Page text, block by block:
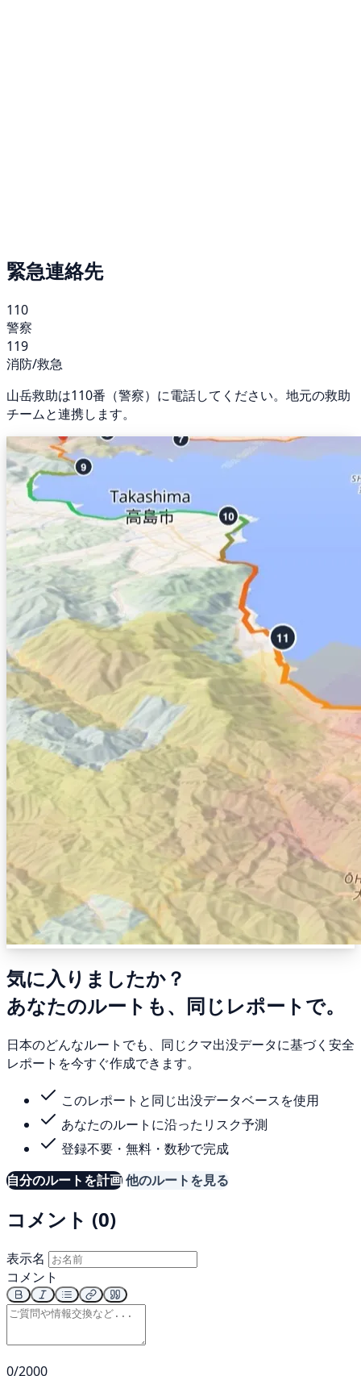
緊急連絡先
110
警察
119
消防/救急
山岳救助は110番（警察）に電話してください。地元の救助
チームと連携します。
気に入りましたか？
あなたのルートも、同じレポートで。
日本のどんなルートでも、同じクマ出没データに基づく安全
レポートを今すぐ作成できます。
このレポートと同じ出没データベースを使用
あなたのルートに沿ったリスク予測
登録不要・無料・数秒で完成
自分のルートを計画他のルートを見る
コメント (0)
表示名
コメント
0/2000